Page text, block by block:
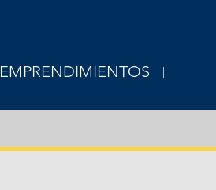
EMPRENDIMIENTOS